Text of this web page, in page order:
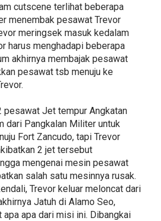
cutscene terlihat beberapa
menembak pesawat Trevor
meringsek masuk kedalam
harus menghadapi beberapa
akhirnya membajak pesawat
pesawat tsb menuju ke
pesawat Jet tempur Angkatan
dari Pangkalan Militer untuk
Fort Zancudo, tapi Trevor
2 jet tersebut
mengenai mesin pesawat
salah satu mesinnya rusak.
Trevor keluar meloncat dari
Jatuh di Alamo Seo,
apa apa dari misi ini. Dibangkai